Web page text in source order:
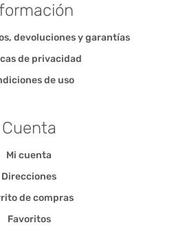
devoluciones y garantías
de privacidad
de uso
Cuenta
Mi cuenta
Direcciones
de compras
Favoritos